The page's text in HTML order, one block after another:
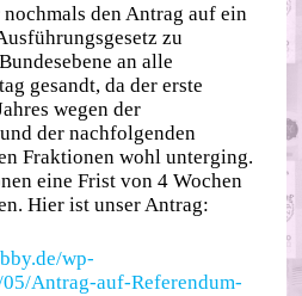
den Antrag auf ein
zu
an alle
gesandt, da der erste
wegen der
der nachfolgenden
Fraktionen wohl unterging.
eine Frist von 4 Wochen
Hier ist unser Antrag:
wp-
Antrag-auf-Referendum-